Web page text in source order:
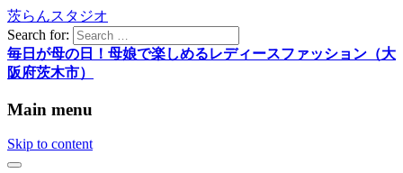
茨らんスタジオ
Search for:
毎日が母の日！母娘で楽しめるレディースファッション（大
阪府茨木市）
Main menu
Skip to content